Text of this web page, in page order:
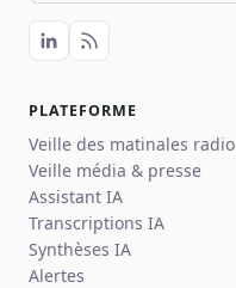
PLATEFORME
Veille des matinales radio
Veille média & presse
Assistant IA
Transcriptions IA
Synthèses IA
Alertes